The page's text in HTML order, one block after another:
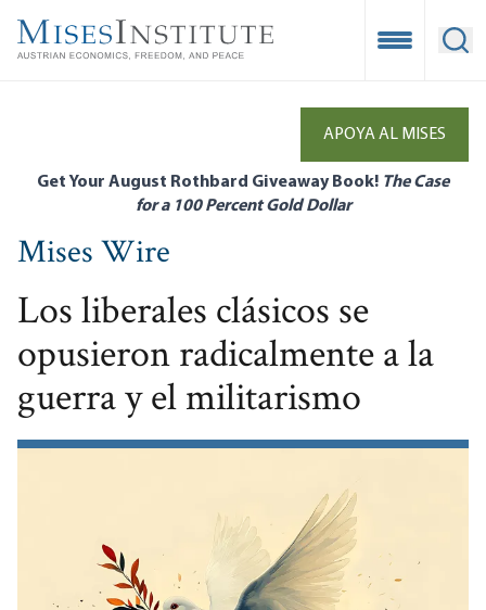
main
Open
APOYA AL MISES
Get Your August Rothbard Giveaway Book! The Case
for a 100 Percent Gold Dollar
Mises Wire
Los liberales clásicos se
opusieron radicalmente a la
guerra y el militarismo